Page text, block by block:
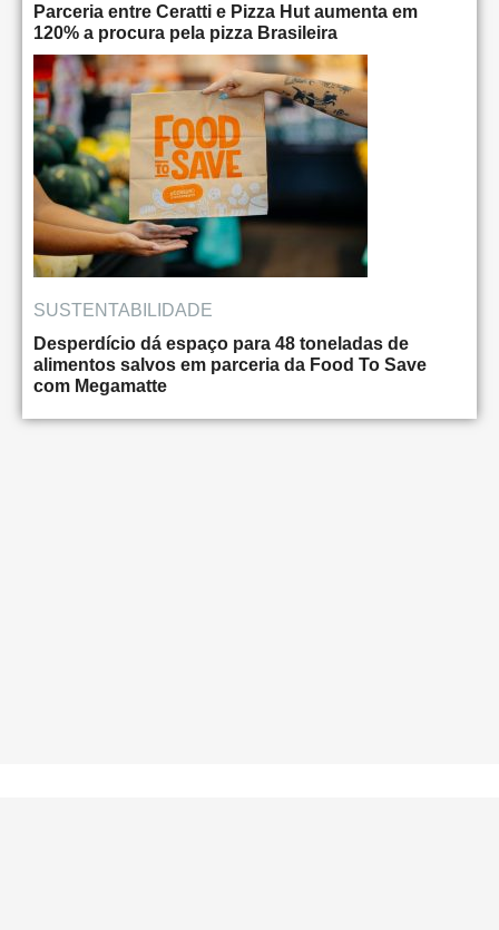
Parceria entre Ceratti e Pizza Hut aumenta em
120% a procura pela pizza Brasileira
SUSTENTABILIDADE
Desperdício dá espaço para 48 toneladas de
alimentos salvos em parceria da Food To Save
com Megamatte